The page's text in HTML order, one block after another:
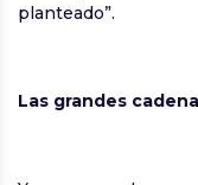
planteado”.
Las grandes